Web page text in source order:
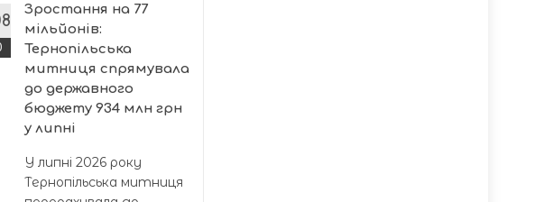
Зростання на 77
мільйонів:
Тернопільська
митниця спрямувала
до державного
бюджету 934 млн грн
у липні
У липні 2026 року
Тернопільська митниця